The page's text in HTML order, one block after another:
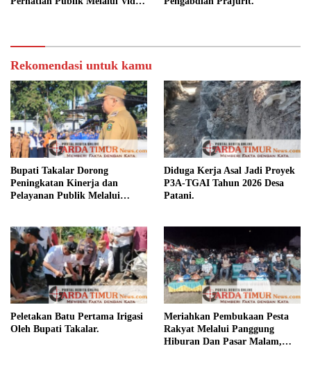
Rekomendasi untuk kamu
Bupati Takalar Dorong
Peningkatan Kinerja dan
Pelayanan Publik Melalui
Diduga Kerja Asal Jadi Proyek
P3A-TGAI Tahun 2026 Desa
Patani.
Peletakan Batu Pertama Irigasi
Oleh Bupati Takalar.
Meriahkan Pembukaan Pesta
Rakyat Melalui Panggung
Hiburan Dan Pasar Malam,